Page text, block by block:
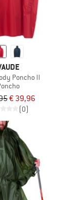
Poncho II
€ 39,96
(0)